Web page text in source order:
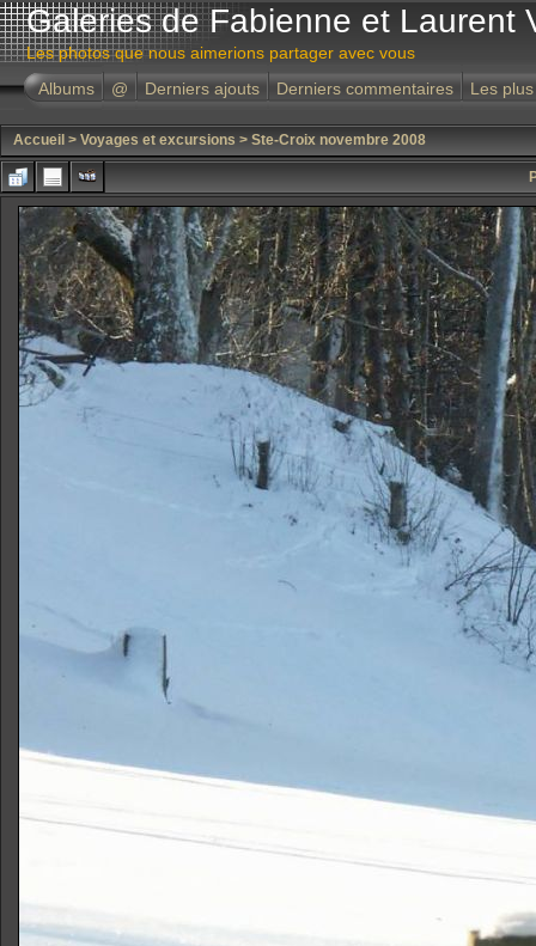
Galeries de Fabienne et Laurent
Les photos que nous aimerions partager avec vous
Albums
@ Derniers ajouts Derniers commentaires Les
Accueil > Voyages et excursions > Ste-Croix novembre 2008